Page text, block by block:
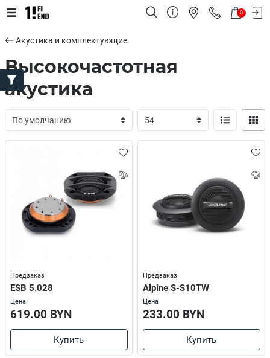
0
Акустика и комплектующие
Высокочастотная
акустика
Предзаказ
ESB 5.028
Цена
619.00 BYN
Купить
Предзаказ
Alpine S-S10TW
Цена
233.00 BYN
Купить